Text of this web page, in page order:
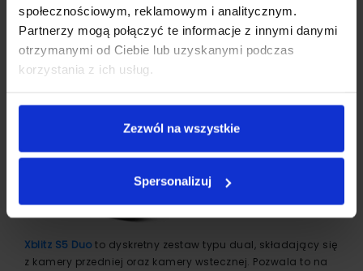
społecznościowym, reklamowym i analitycznym.
Partnerzy mogą połączyć te informacje z innymi danymi
otrzymanymi od Ciebie lub uzyskanymi podczas
korzystania z ich usług.
Zezwól na wszystkie
Spersonalizuj
Xblitz S5 Duoto dyskretny zestaw typu dual, składający się
z kamery przedniej oraz kamery wstecznej. Pozwala to na